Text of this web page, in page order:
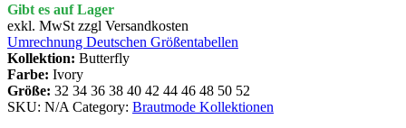
Gibt es auf Lager
exkl. MwSt zzgl Versandkosten
Umrechnung Deutschen Größentabellen
Kollektion: Butterfly
Farbe: Ivory
Größe: 32 34 36 38 40 42 44 46 48 50 52
SKU: N/A Category: Brautmode Kollektionen